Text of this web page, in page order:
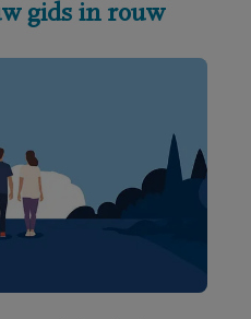
gids in rouw